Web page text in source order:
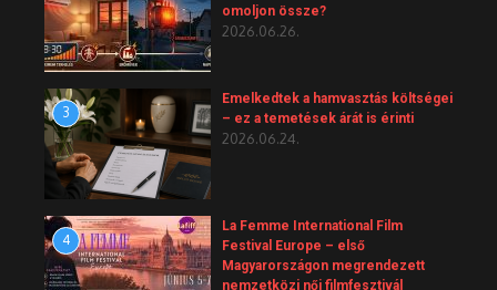
omoljon össze?
2026.06.26.
3
Emelkedtek a hamvasztás költségei
– ez a temetések árát is érinti
2026.06.24.
4
La Femme International Film
Festival Europe – első
Magyarországon megrendezett
nemzetközi női filmfesztivál